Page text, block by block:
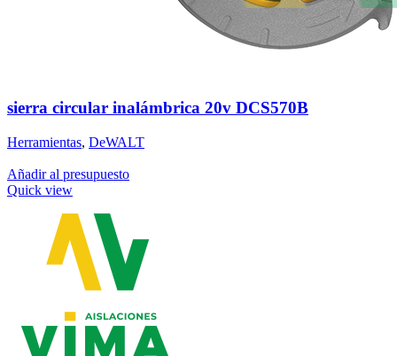
sierra circular inalámbrica 20v DCS570B
Herramientas, DeWALT
Añadir al presupuesto
Quick view